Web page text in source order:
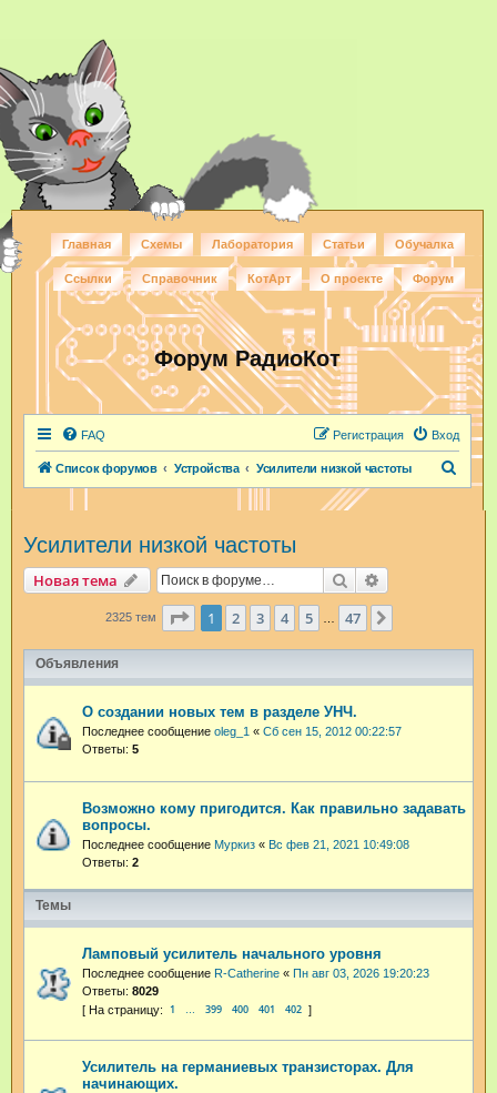
Главная Схемы Лаборатория Статьи Обучалка
Ссылки Справочник КотАрт О проекте Форум
Форум РадиоКот
FAQ Вход
Регистрация
Список форумов Устройства Усилители низкой частоты
Усилители низкой частоты
Новая тема Поиск
2325 тем Страница из 47
1 2 3 4 5 47
Объявления
О создании новых тем в разделе УНЧ.
Последнее сообщение oleg_1 « Сб сен 15, 2012 00:22:57
Ответы: 5
Возможно кому пригодится. Как правильно задавать
вопросы.
Последнее сообщение Муркиз « Вс фев 21, 2021 10:49:08
Ответы: 2
Темы
Ламповый усилитель начального уровня
Последнее сообщение R-Catherine « Пн авг 03, 2026 19:20:23
Ответы: 8029
1 … 399 400 401 402
Усилитель на германиевых транзисторах. Для
начинающих.